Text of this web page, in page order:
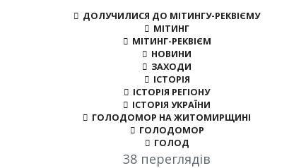
ДОЛУЧИЛИСЯ ДО МІТИНГУ-РЕКВІЄМУ
МІТИНГ
МІТИНГ-РЕКВІЄМ
НОВИНИ
ЗАХОДИ
ІСТОРІЯ
ІСТОРІЯ РЕГІОНУ
ІСТОРІЯ УКРАЇНИ
ГОЛОДОМОР НА ЖИТОМИРЩИНІ
ГОЛОДОМОР
ГОЛОД
38 переглядів